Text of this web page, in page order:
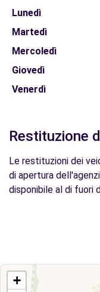
Lunedì
Martedì
Mercoledì
Giovedì
Venerdì
Restituzione
Le restituzioni dei
di apertura
disponibile al di fuori
+